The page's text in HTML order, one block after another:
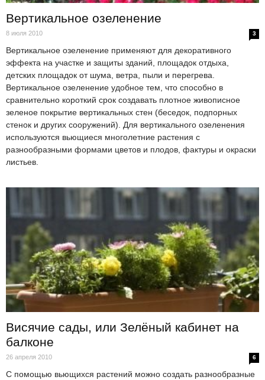
Вертикальное озеленение
8 июля 2010 3
Вертикальное озеленение применяют для декоративного
эффекта на участке и защиты зданий, площадок отдыха,
детских площадок от шума, ветра, пыли и перегрева.
Вертикальное озеленение удобное тем, что способно в
сравнительно короткий срок создавать плотное живописное
зеленое покрытие вертикальных стен (беседок, подпорных
стенок и других сооружений). Для вертикального озеленения
используются вьющиеся многолетние растения с
разнообразными формами цветов и плодов, фактуры и окраски
листьев.
Висячие сады, или Зелёный кабинет на
балконе
26 апреля 2010 6
С помощью вьющихся растений можно создать разнообразные